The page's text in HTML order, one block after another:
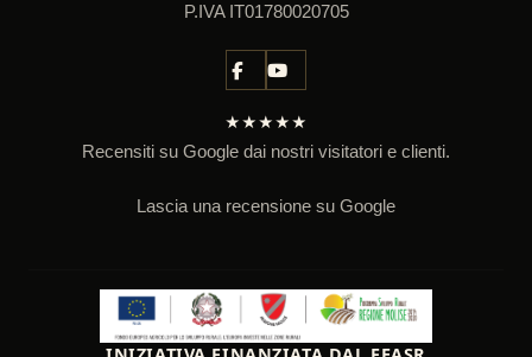
P.IVA IT01780020705
★★★★★
Recensiti su Google dai nostri visitatori e clienti.
Lascia una recensione su Google